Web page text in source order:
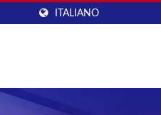
ITALIANO